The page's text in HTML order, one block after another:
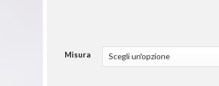
Misura